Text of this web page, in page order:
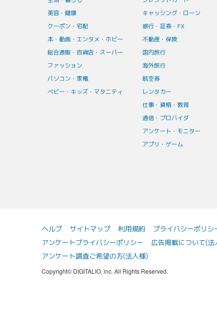
美容・健康
クーポン・宅配
本・動画・エンタメ・ホビー
総合通販・百貨店・スーパー
ファッション
パソコン・家電
ベビー・キッズ・マタニティ
キャッシング・ローン
銀行・証券・FX
不動産・保険
国内旅行
海外旅行
航空券
レンタカー
仕事・資格・教育
通信・プロバイダ
アンケート・モニター
アプリ・ゲーム
ヘルプ サイトマップ 利用規約
プライバシーポリシ
アンケートプライバシーポリシー
広告掲載について(法
アンケート調査ご希望の方(法人様)
Copyright© DIGITALIO, inc. All Rights Reserved.